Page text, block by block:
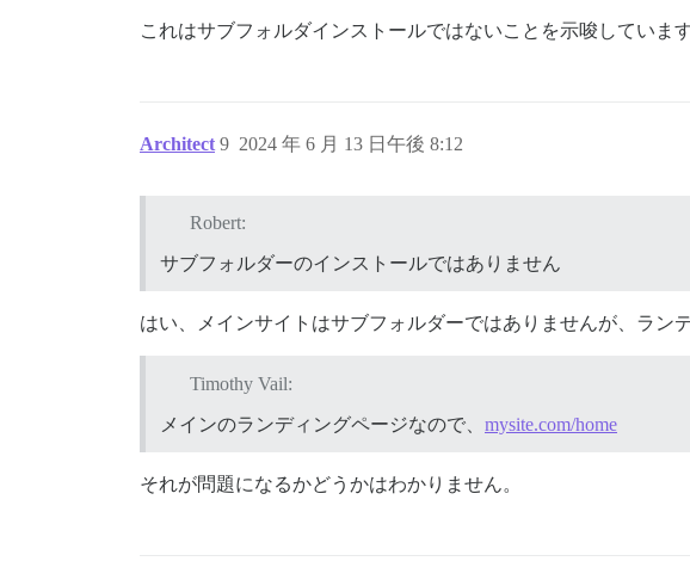
これはサブフォルダインストールではないことを示唆していま
Architect 2024 年 6 月 13 日午後 8:12
9
Robert:
サブフォルダーのインストールではありません
はい、メインサイトはサブフォルダーではありませんが、ラン
Timothy Vail:
メインのランディングページなので、 mysite.com/home
それが問題になるかどうかはわかりません。